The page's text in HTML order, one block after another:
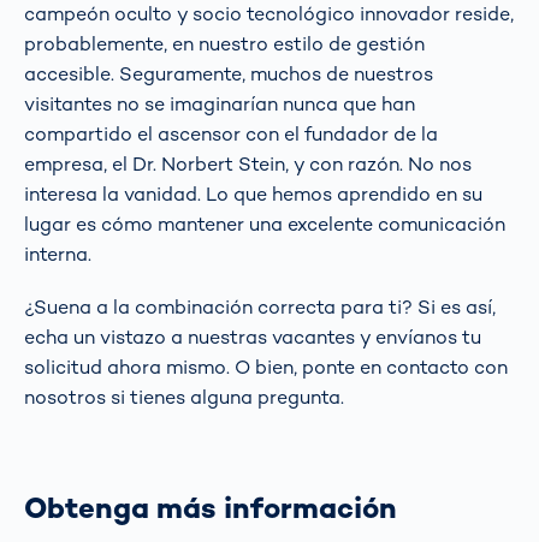
campeón oculto y socio tecnológico innovador reside,
probablemente, en nuestro estilo de gestión
accesible. Seguramente, muchos de nuestros
visitantes no se imaginarían nunca que han
compartido el ascensor con el fundador de la
empresa, el Dr. Norbert Stein, y con razón. No nos
interesa la vanidad. Lo que hemos aprendido en su
lugar es cómo mantener una excelente comunicación
interna.
¿Suena a la combinación correcta para ti? Si es así,
echa un vistazo a nuestras vacantesy envíanos tu
solicitud ahora mismo. O bien, ponte en contacto con
nosotros si tienes alguna pregunta.
Obtenga más información